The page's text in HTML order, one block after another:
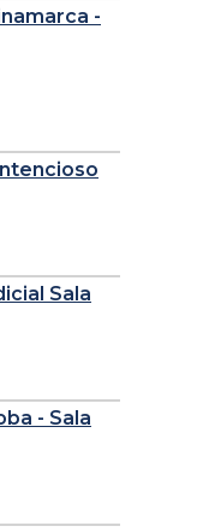
-
Sala
- Sala